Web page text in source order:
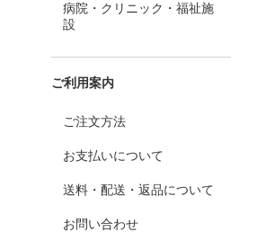
病院・クリニック・福祉施
設
ご利用案内
ご注文方法
お支払いについて
送料・配送・返品について
お問い合わせ